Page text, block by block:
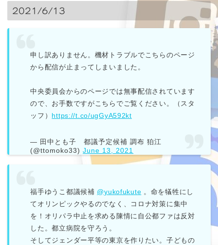
2021/6/13
申し訳ありません。機材トラブルでこちらのページ
から配信が止まってしまいました。
中央委員会からのページでは無事配信されています
ので、お手数ですがこちらでご覧ください。（スタ
ッフ） https://t.co/ugGyA592kt
— 田中とも子 都議予定候補 調布 狛江
(@ttomoko33)June 13, 2021
福手ゆうこ都議候補 @yukofukute 。命を犠牲にし
てオリンピックやるのでなく、コロナ対策に集中
を！オリパラ中止を求める陳情に自公都ファは反対
した。都立病院を守ろう。
そしてジェンダー平等の東京を作りたい。子どもの